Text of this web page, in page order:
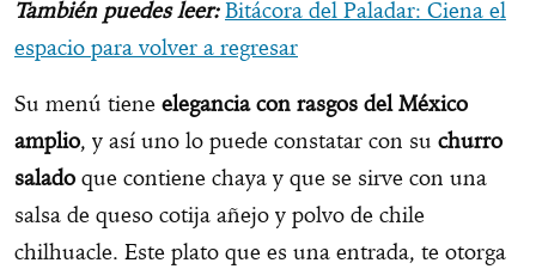
También puedes leer: Bitácora del Paladar: Ciena el
espacio para volver a regresar
Su menú tiene elegancia con rasgos del México
amplio, y así uno lo puede constatar con su churro
salado que contiene chaya y que se sirve con una
salsa de queso cotija añejo y polvo de chile
chilhuacle. Este plato que es una entrada, te otorga